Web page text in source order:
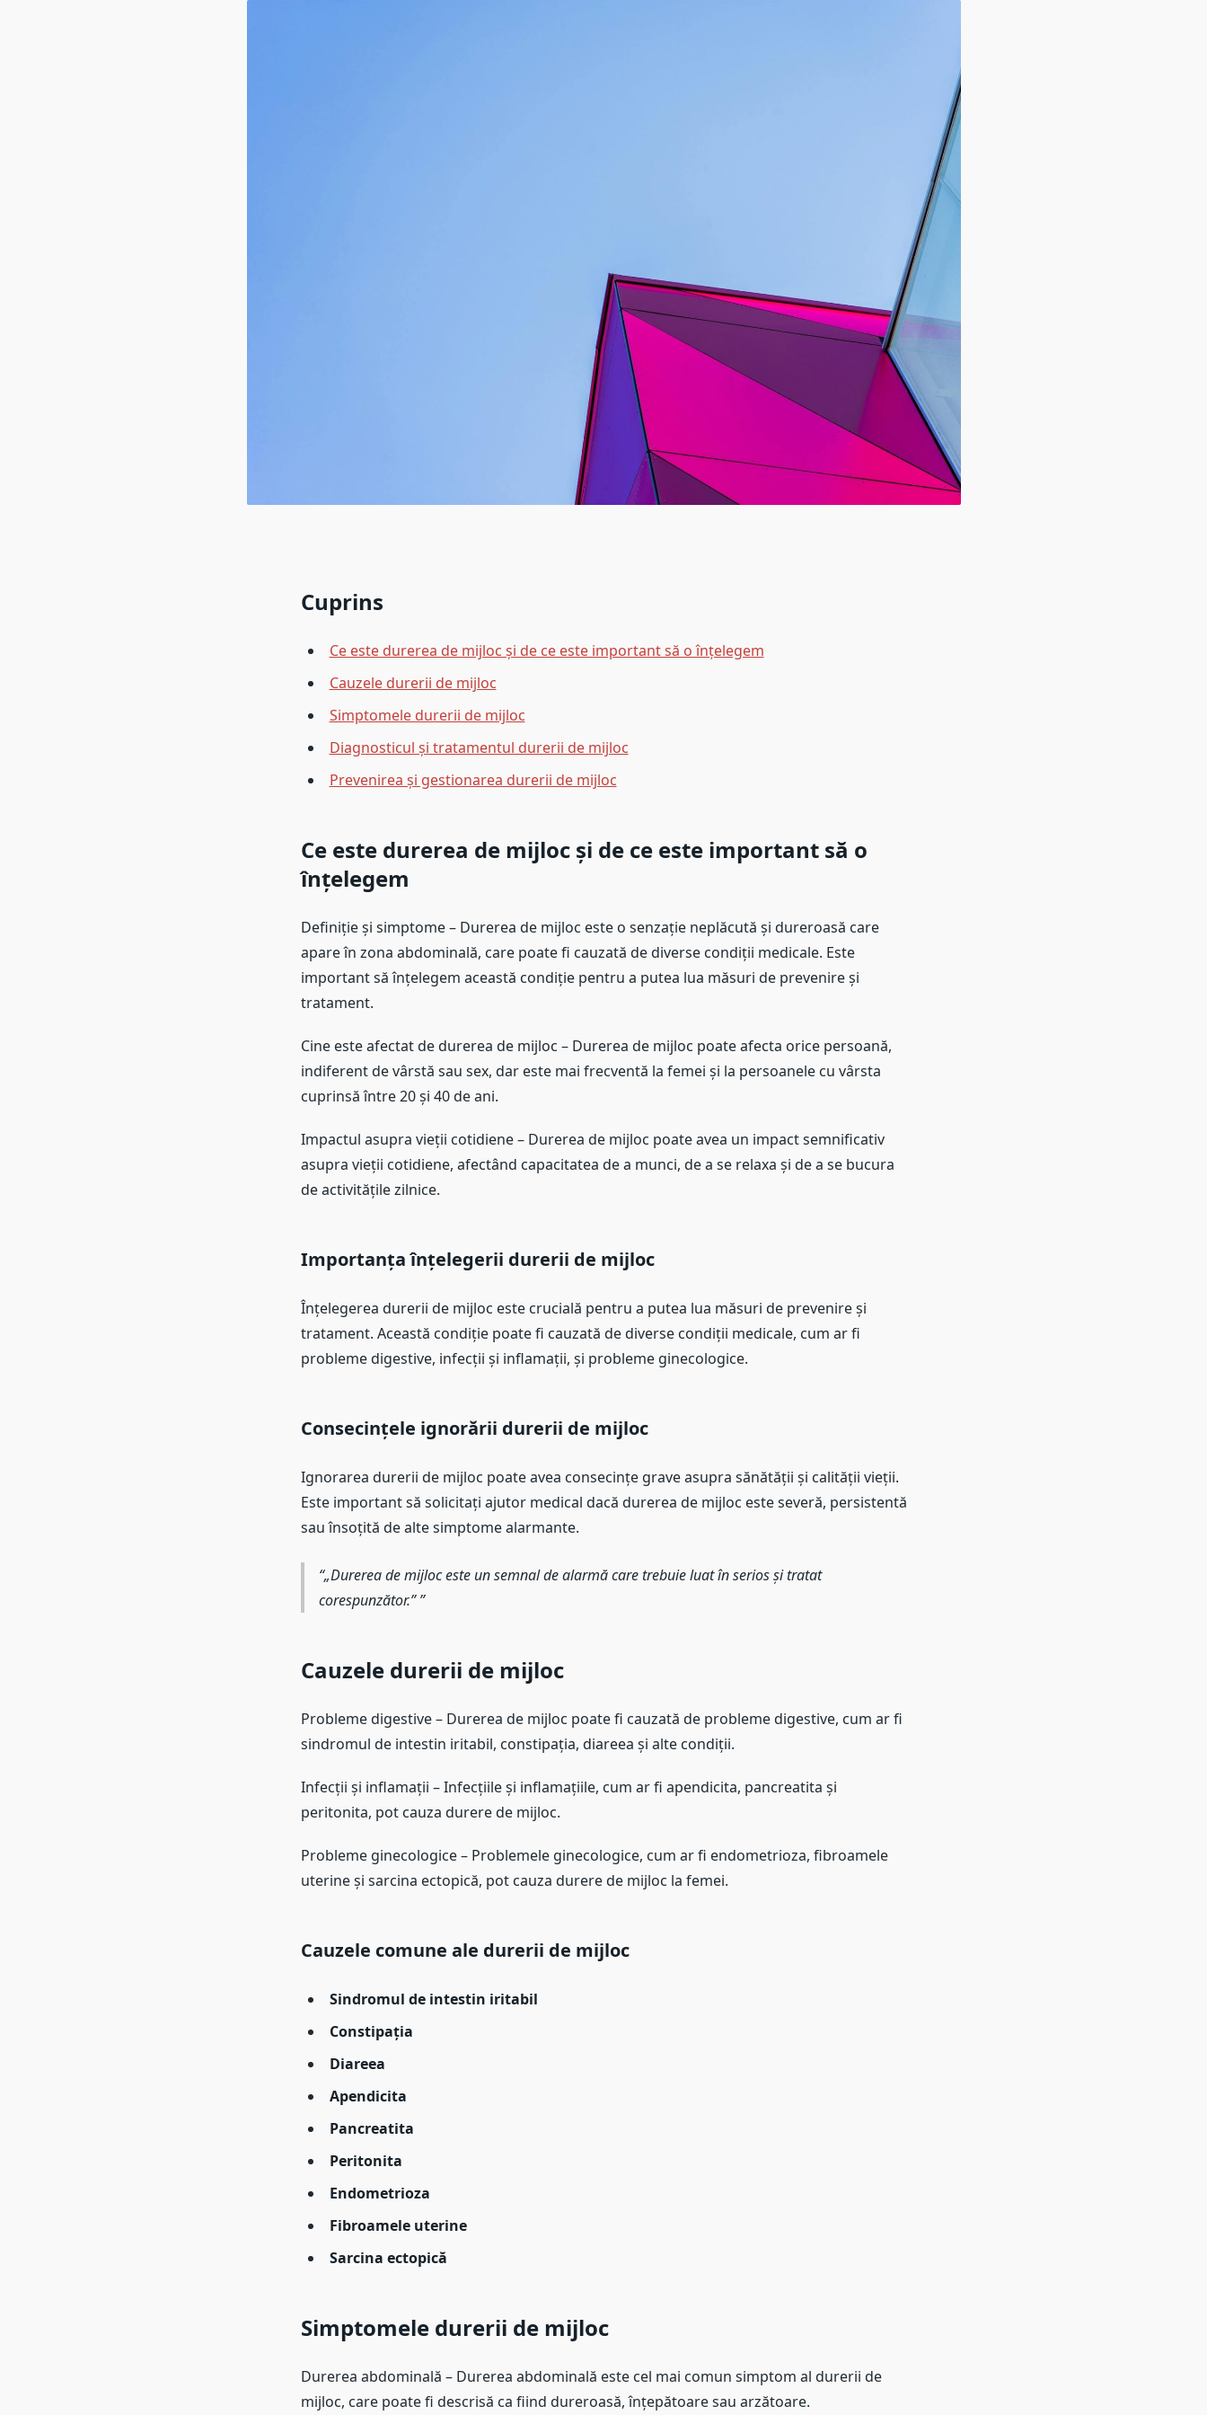
Cuprins
Ce este durerea de mijloc și de ce este important să o înțelegem
Cauzele durerii de mijloc
Simptomele durerii de mijloc
Diagnosticul și tratamentul durerii de mijloc
Prevenirea și gestionarea durerii de mijloc
Ce este durerea de mijloc și de ce este important să o
înțelegem
Definiție și simptome – Durerea de mijloc este o senzație neplăcută și dureroasă care
apare în zona abdominală, care poate fi cauzată de diverse condiții medicale. Este
important să înțelegem această condiție pentru a putea lua măsuri de prevenire și
tratament.
Cine este afectat de durerea de mijloc – Durerea de mijloc poate afecta orice persoană,
indiferent de vârstă sau sex, dar este mai frecventă la femei și la persoanele cu vârsta
cuprinsă între 20 și 40 de ani.
Impactul asupra vieții cotidiene – Durerea de mijloc poate avea un impact semnificativ
asupra vieții cotidiene, afectând capacitatea de a munci, de a se relaxa și de a se bucura
de activitățile zilnice.
Importanța înțelegerii durerii de mijloc
Înțelegerea durerii de mijloc este crucială pentru a putea lua măsuri de prevenire și
tratament. Această condiție poate fi cauzată de diverse condiții medicale, cum ar fi
probleme digestive, infecții și inflamații, și probleme ginecologice.
Consecințele ignorării durerii de mijloc
Ignorarea durerii de mijloc poate avea consecințe grave asupra sănătății și calității vieții.
Este important să solicitați ajutor medical dacă durerea de mijloc este severă, persistentă
sau însoțită de alte simptome alarmante.
„Durerea de mijloc este un semnal de alarmă care trebuie luat în serios și tratat
corespunzător.”
Cauzele durerii de mijloc
Probleme digestive – Durerea de mijloc poate fi cauzată de probleme digestive, cum ar fi
sindromul de intestin iritabil, constipația, diareea și alte condiții.
Infecții și inflamații – Infecțiile și inflamațiile, cum ar fi apendicita, pancreatita și
peritonita, pot cauza durere de mijloc.
Probleme ginecologice – Problemele ginecologice, cum ar fi endometrioza, fibroamele
uterine și sarcina ectopică, pot cauza durere de mijloc la femei.
Cauzele comune ale durerii de mijloc
Sindromul de intestin iritabil
Constipația
Diareea
Apendicita
Pancreatita
Peritonita
Endometrioza
Fibroamele uterine
Sarcina ectopică
Simptomele durerii de mijloc
Durerea abdominală – Durerea abdominală este cel mai comun simptom al durerii de
mijloc, care poate fi descrisă ca fiind dureroasă, înțepătoare sau arzătoare.